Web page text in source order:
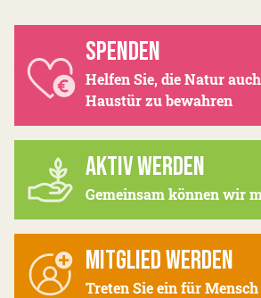
SPENDEN
Helfen Sie, die Natur
Haustür zu bewahren
AKTIV WERDEN
Gemeinsam können wir
MITGLIED WERDEN
Treten Sie ein für